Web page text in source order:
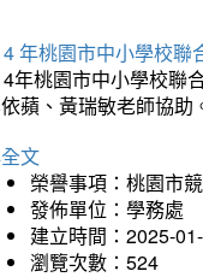
年桃園市中小學校聯
年桃園市中小學校聯
蘋、黃瑞敏老師協助
文
榮譽事項：桃園市
發佈單位：學務處
建立時間：2025-
瀏覽次數：524